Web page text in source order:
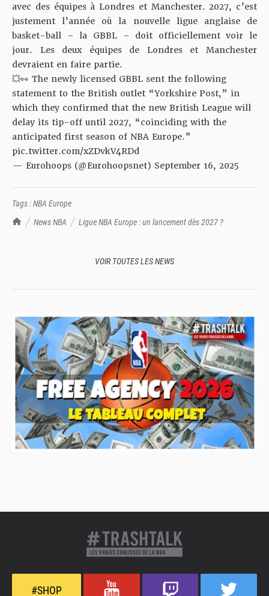
TrashTalk Actu NBA
News NBA Ligue NBA Europe : un lancement dès 2027 ?
avec des équipes à Londres et Manchester. 2027, c’est
justement l’année où la nouvelle ligue anglaise de
basket-ball – la GBBL – doit officiellement voir le
jour. Les deux équipes de Londres et Manchester
devraient en faire partie.
💥👀 The newly licensed GBBL sent the following
statement to the British outlet “Yorkshire Post,” in
which they confirmed that the new British League will
delay its tip-off until 2027, “coinciding with the
anticipated first season of NBA Europe.”
pic.twitter.com/xZDvkV4RDd
— Eurohoops (@Eurohoopsnet) September 16, 2025
Tags :NBA Europe
VOIR TOUTES LES NEWS
#SHOP